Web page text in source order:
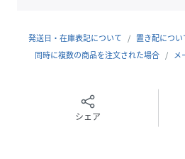
金属パーツはNeroのみBLACKカラ
にはSILVERカラーを採用。
清潔な平面 (柔らかい布の上をお
Watch の文字盤を下にして置き、
発送日・在庫表記について 置き配につい
同時に複数の商品を注文された場合
メ
シェア